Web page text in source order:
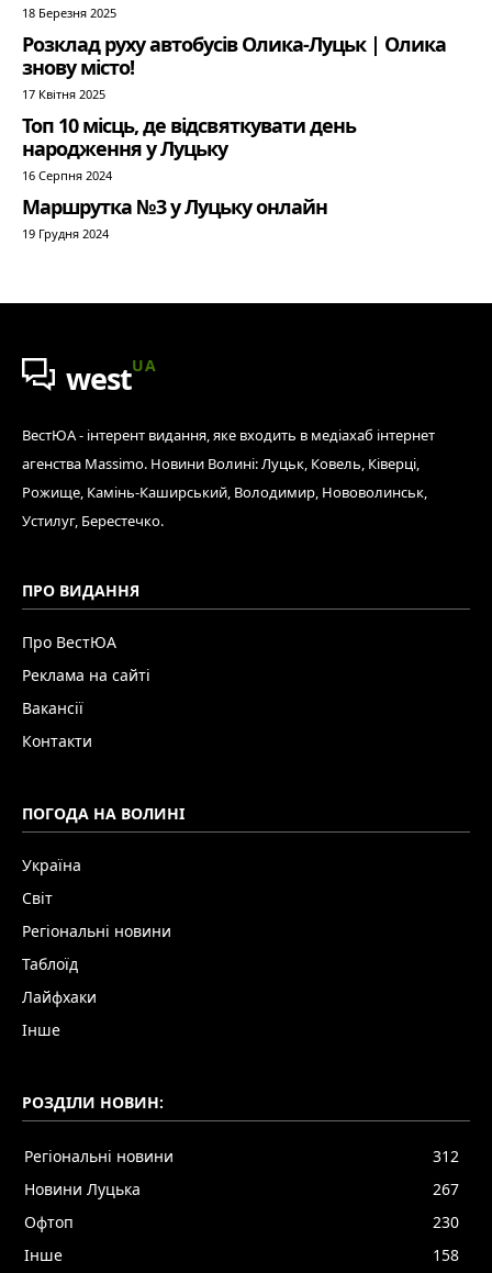
18 Березня 2025
Розклад руху автобусів Олика-Луцьк | Олика
знову місто!
17 Квітня 2025
Топ 10 місць, де відсвяткувати день
народження у Луцьку
16 Серпня 2024
Маршрутка №3 у Луцьку онлайн
19 Грудня 2024
westUA
ВестЮА - інтерент видання, яке входить в медіахаб інтернет
агенства Massimo. Новини Волині: Луцьк, Ковель, Ківерці,
Рожище, Камінь-Каширський, Володимир, Нововолинськ,
Устилуг, Берестечко.
ПРО ВИДАННЯ
Про ВестЮА
Реклама на сайті
Вакансії
Контакти
ПОГОДА НА ВОЛИНІ
Україна
Світ
Регіональні новини
Таблоїд
Лайфхаки
Інше
РОЗДІЛИ НОВИН:
Регіональні новини
312
Новини Луцька
267
Офтоп
230
Інше
158